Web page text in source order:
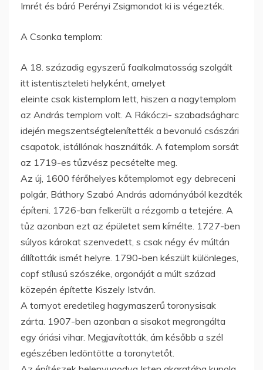
Imrét és báró Perényi Zsigmondot ki is végezték.
A Csonka templom:
A 18. századig egyszerű faalkalmatosság szolgált
itt istentiszteleti helyként, amelyet
eleinte csak kistemplom lett, hiszen a nagytemplom
az András templom volt. A Rákóczi- szabadságharc
idején megszentségtelenítették a bevonuló császári
csapatok, istállónak használták. A fatemplom sorsát
az 1719-es tűzvész pecsételte meg.
Az új, 1600 férőhelyes kőtemplomot egy debreceni
polgár, Báthory Szabó András adományából kezdték
építeni. 1726-ban felkerült a rézgomb a tetejére. A
tűz azonban ezt az épületet sem kímélte. 1727-ben
súlyos károkat szenvedett, s csak négy év múltán
állították ismét helyre. 1790-ben készült különleges,
copf stílusú szószéke, orgonáját a múlt század
közepén építette Kiszely István.
A tornyot eredetileg hagymaszerű toronysisak
zárta. 1907-ben azonban a sisakot megrongálta
egy óriási vihar. Megjavították, ám később a szél
egészében ledöntötte a toronytetőt.